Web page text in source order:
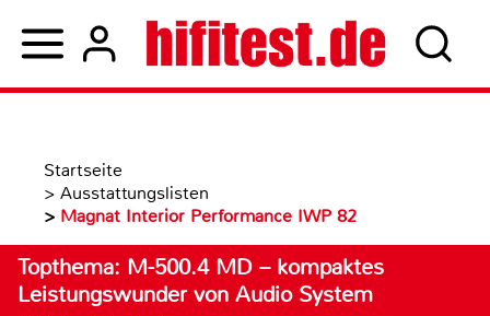
Startseite
> Ausstattungslisten
> Magnat Interior Performance IWP 82
Topthema: M-500.4 MD – kompaktes
Leistungswunder von Audio System